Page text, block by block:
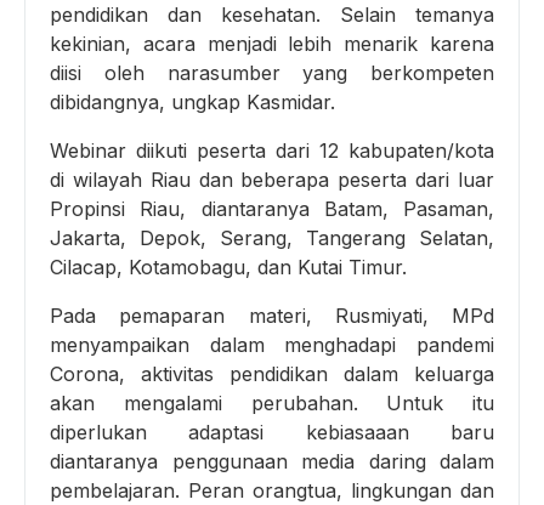
pendidikan dan kesehatan. Selain temanya
kekinian, acara menjadi lebih menarik karena
diisi oleh narasumber yang berkompeten
dibidangnya, ungkap Kasmidar.
Webinar diikuti peserta dari 12 kabupaten/kota
di wilayah Riau dan beberapa peserta dari luar
Propinsi Riau, diantaranya Batam, Pasaman,
Jakarta, Depok, Serang, Tangerang Selatan,
Cilacap, Kotamobagu, dan Kutai Timur.
Pada pemaparan materi, Rusmiyati, MPd
menyampaikan dalam menghadapi pandemi
Corona, aktivitas pendidikan dalam keluarga
akan mengalami perubahan. Untuk itu
diperlukan adaptasi kebiasaaan baru
diantaranya penggunaan media daring dalam
pembelajaran. Peran orangtua, lingkungan dan